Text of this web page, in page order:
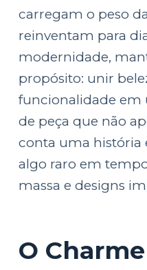
carregam o peso
reinventam para
modernidade,
propósito: unir
funcionalidade em
de peça que não
conta uma história
algo raro em
massa e designs
O